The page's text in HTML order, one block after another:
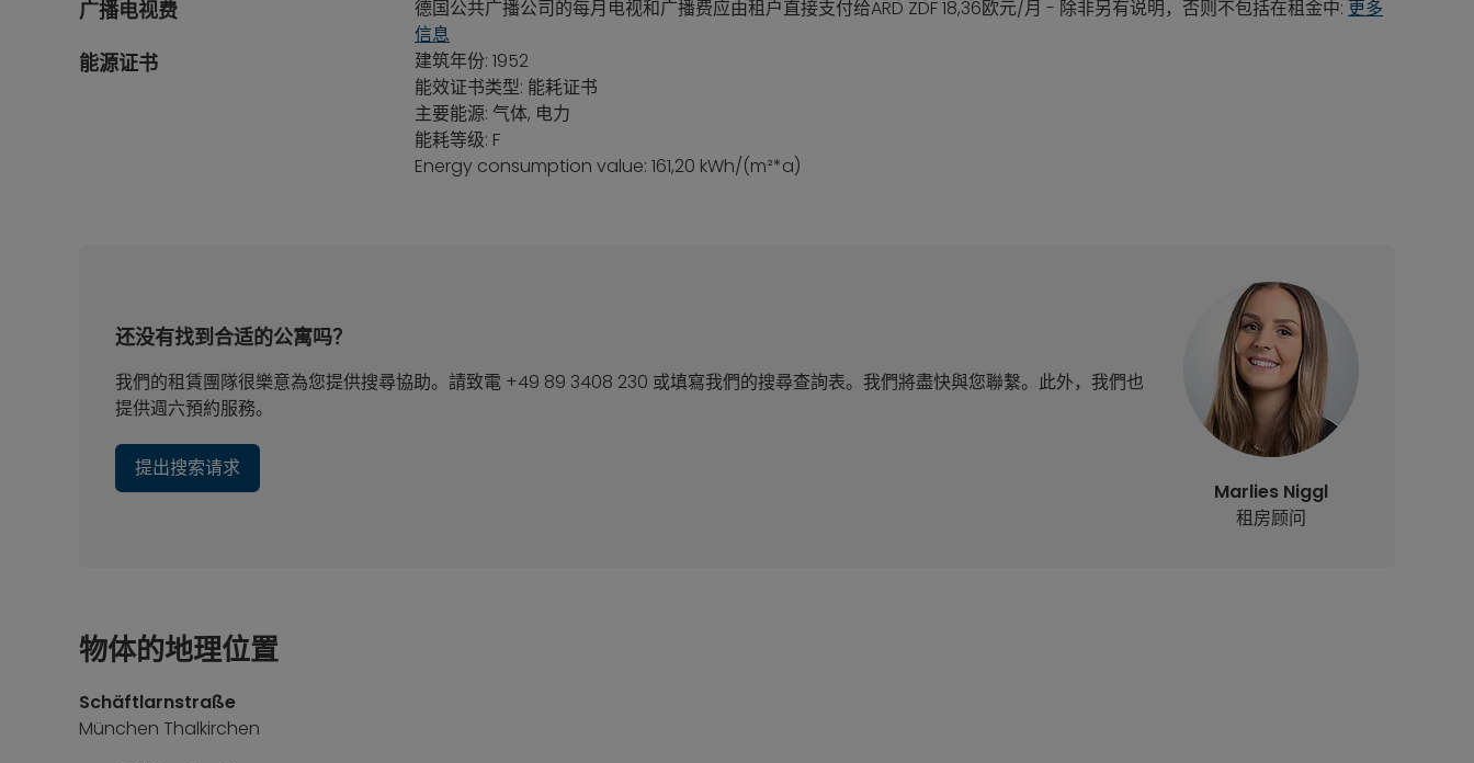
广播电视费 德国公共广播公司的每月电视和广播费应由租户直接支付给ARD ZDF 18,36欧元/月 - 除非另有说明，否则不包括在租金中: 更多
信息
能源证书
建筑年份: 1952
能效证书类型: 能耗证书
主要能源: 气体, 电力
能耗等级: F
Energy consumption value: 161,20 kWh/(m²*a)
Marlies Niggl
租房顾问
还没有找到合适的公寓吗？
我們的租賃團隊很樂意為您提供搜尋協助。請致電 +49 89 3408 230 或填寫我們的搜尋查詢表。我們將盡快與您聯繫。此外，我們也
提供週六預約服務。
提出搜索请求
物体的地理位置
Schäftlarnstraße
München Thalkirchen